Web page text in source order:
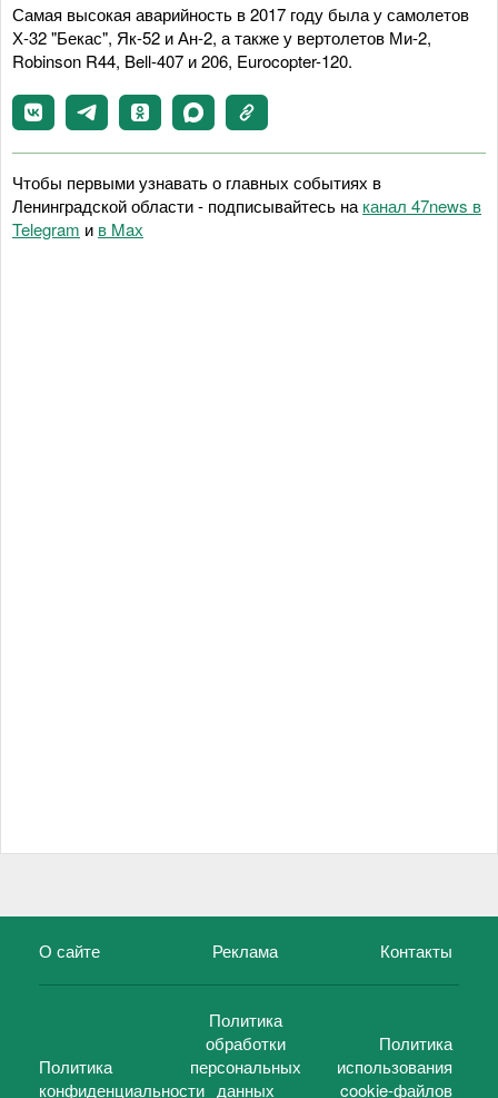
Самая высокая аварийность в 2017 году была у самолетов
Х-32 "Бекас", Як-52 и Ан-2, а также у вертолетов Ми-2,
Robinson R44, Bell-407 и 206, Eurocopter-120.
Чтобы первыми узнавать о главных событиях в
Ленинградской области - подписывайтесь на канал 47news в
Telegram и в Maх
О сайте Реклама Контакты
Политика
конфиденциальности
Политика
обработки
персональных
данных
Политика
использования
cookie-файлов